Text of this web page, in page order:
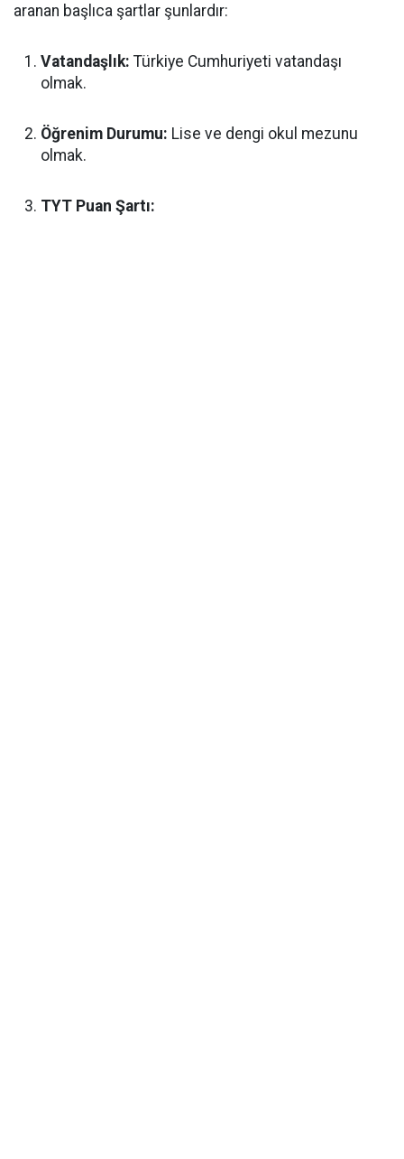
aranan başlıca şartlar şunlardır:
Vatandaşlık: Türkiye Cumhuriyeti vatandaşı
olmak.
Öğrenim Durumu: Lise ve dengi okul mezunu
olmak.
TYT Puan Şartı: